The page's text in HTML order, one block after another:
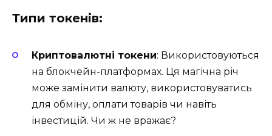
Типи токенів:
Криптовалютні токени: Використовуються
на блокчейн-платформах. Ця магічна річ
може замінити валюту, використовуватись
для обміну, оплати товарів чи навіть
інвестицій. Чи ж не вражає?